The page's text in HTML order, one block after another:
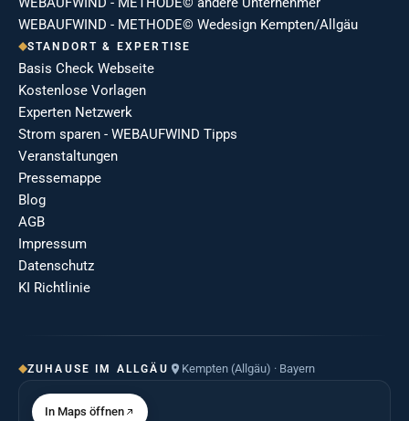
WEBAUFWIND - METHODE© Wedesign Kempten/Allgäu
STANDORT & EXPERTISE
Basis Check Webseite
Kostenlose Vorlagen
Experten Netzwerk
Strom sparen - WEBAUFWIND Tipps
Veranstaltungen
Pressemappe
Blog
AGB
Impressum
Datenschutz
KI Richtlinie
ZUHAUSE IM ALLGÄU Kempten (Allgäu) · Bayern
In Maps öffnen